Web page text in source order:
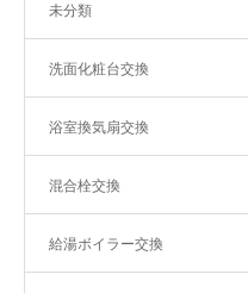
未分類
洗面化粧台交換
浴室換気扇交換
混合栓交換
給湯ボイラー交換